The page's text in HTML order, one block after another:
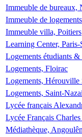
Immeuble de bureaux,
Immeuble de
Immeuble villa, Poitiers
Learning Center,
Logements étudiants
Logements, Floirac
Logements, Hérouville
Logements, Saint-
Lycée français
Lycée Français
Médiathèque,